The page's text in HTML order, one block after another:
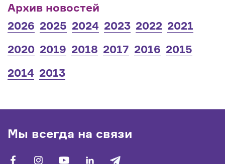
Архив новостей
2026 2025 2024 2023 2022 2021
2020 2019 2018 2017 2016 2015
2014 2013
Мы всегда на связи
facebook youtube linkedin